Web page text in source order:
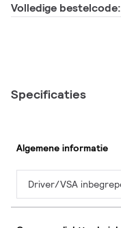
Volledige bestelcode:
Specificaties
Algemene informatie
Driver/VSA